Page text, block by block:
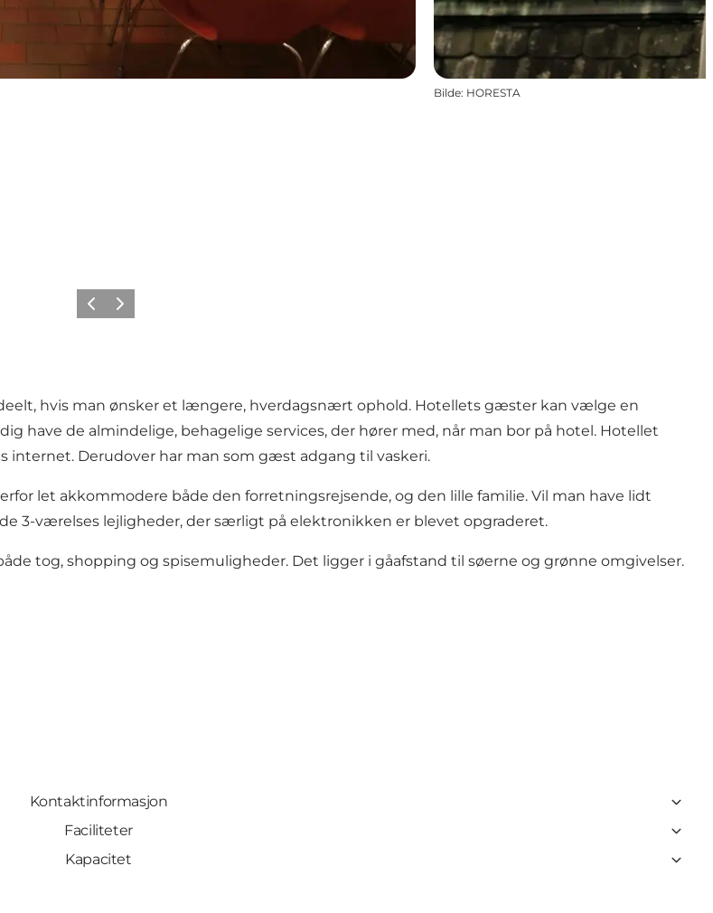
Bilde: HORESTA
ForrigeNeste
hvis man ønsker et længere, hverdagsnært ophold. Hotellets gæster kan vælge en
have de almindelige, behagelige services, der hører med, når man bor på hotel. Hotellet
Derudover har man som gæst adgang til vaskeri.
let akkommodere både den forretningsrejsende, og den lille familie. Vil man have lidt
3-værelses lejligheder, der særligt på elektronikken er blevet opgraderet.
tog, shopping og spisemuligheder. Det ligger i gåafstand til søerne og grønne omgivelser.
Kontaktinformasjon
Faciliteter
Kapacitet